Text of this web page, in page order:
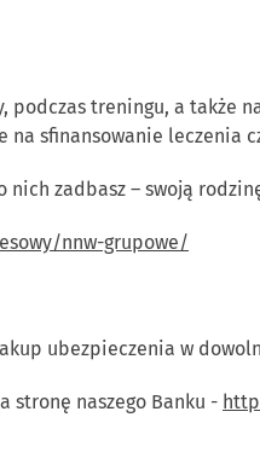
podczas treningu, a
na sfinansowanie leczenia
zadbasz – swoją
nnw-grupowe/
ubezpieczenia w
stronę naszego Banku -